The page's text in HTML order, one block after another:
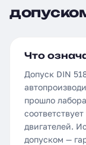
Что
Допуск DIN
прошло
двигателей.
допуском —